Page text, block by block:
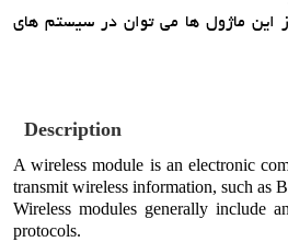
از اين ماژول ها مي توان در سيستم هاي
Description
A wireless module is an electronic
transmit wireless information, such as
Wireless modules generally include
protocols.